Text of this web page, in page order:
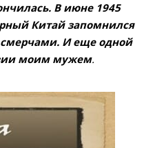
В июне 1945
Китай запомнился
И еще одной
моим мужем.